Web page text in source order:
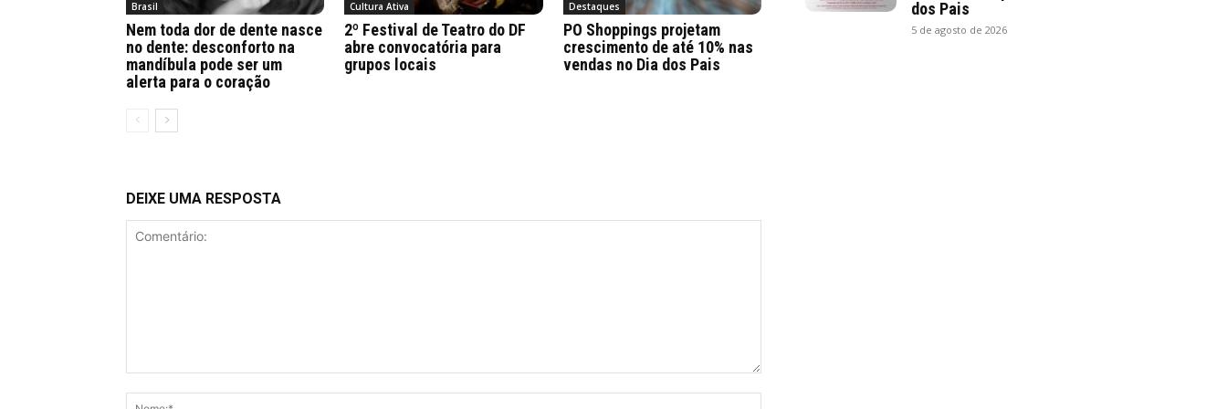
Brasil
Nem toda dor de dente nasce
no dente: desconforto na
mandíbula pode ser um
alerta para o coração
Cultura Ativa
2º Festival de Teatro do DF
abre convocatória para
grupos locais
Destaques
PO Shoppings projetam
crescimento de até 10% nas
vendas no Dia dos Pais
DEIXE UMA RESPOSTA
dos Pais
5 de agosto de 2026